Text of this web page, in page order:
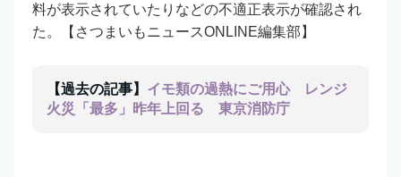
料が表示されていたりなどの不適正表示が確認され
た。【さつまいもニュースONLINE編集部】
【過去の記事】 イモ類の過熱にご用心 レンジ
火災「最多」昨年上回る 東京消防庁